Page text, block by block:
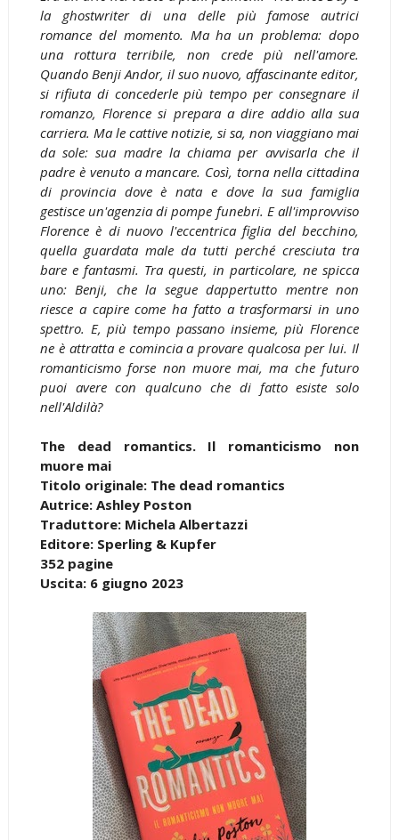
la ghostwriter di una delle più famose autrici
romance del momento. Ma ha un problema: dopo
una rottura terribile, non crede più nell'amore.
Quando Benji Andor, il suo nuovo, affascinante editor,
si rifiuta di concederle più tempo per consegnare il
romanzo, Florence si prepara a dire addio alla sua
carriera. Ma le cattive notizie, si sa, non viaggiano mai
da sole: sua madre la chiama per avvisarla che il
padre è venuto a mancare. Così, torna nella cittadina
di provincia dove è nata e dove la sua famiglia
gestisce un'agenzia di pompe funebri. E all'improvviso
Florence è di nuovo l'eccentrica figlia del becchino,
quella guardata male da tutti perché cresciuta tra
bare e fantasmi. Tra questi, in particolare, ne spicca
uno: Benji, che la segue dappertutto mentre non
riesce a capire come ha fatto a trasformarsi in uno
spettro. E, più tempo passano insieme, più Florence
ne è attratta e comincia a provare qualcosa per lui. Il
romanticismo forse non muore mai, ma che futuro
puoi avere con qualcuno che di fatto esiste solo
nell'Aldilà?
The dead romantics. Il romanticismo non
muore mai
Titolo originale: The dead romantics
Autrice: Ashley Poston
Traduttore: Michela Albertazzi
Editore: Sperling & Kupfer
352 pagine
Uscita: 6 giugno 2023